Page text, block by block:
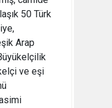
50 Türk
Arap
ve eşi